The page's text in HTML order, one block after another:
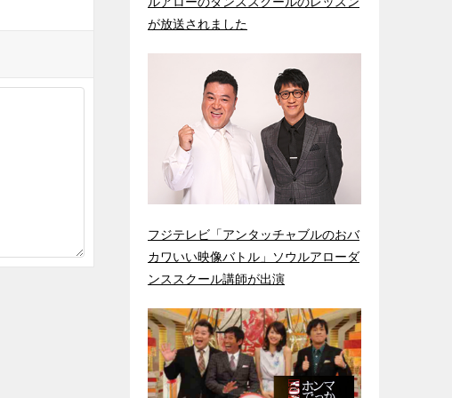
が放送されました
フジテレビ「アンタッチャブルのおバ
カワいい映像バトル」ソウルアローダ
ンススクール講師が出演